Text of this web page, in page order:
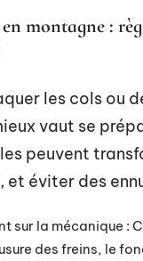
montagne :
les cols ou
vaut se
peuvent
et éviter des
sur la mécanique :
des freins, le